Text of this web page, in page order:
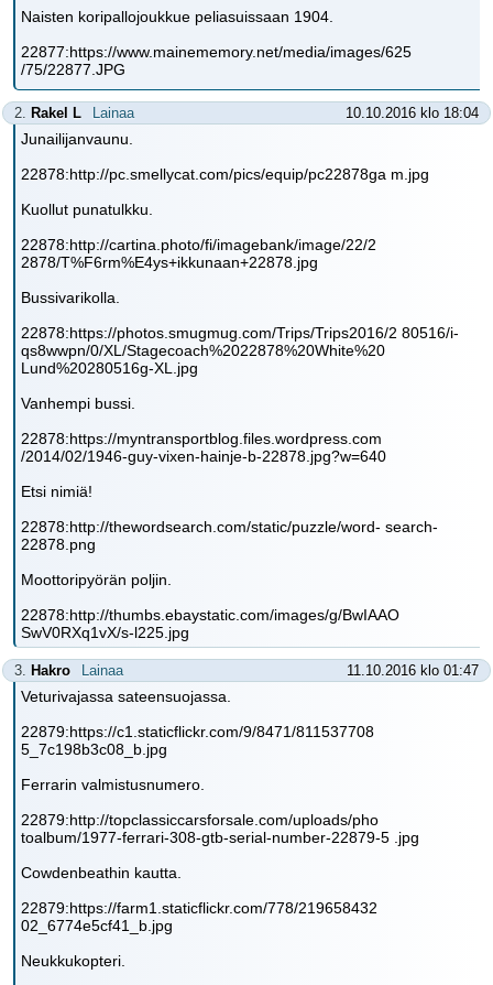
Naisten koripallojoukkue peliasuissaan 1904.
22877:https://www.mainememory.net/media/images/625
/75/22877.JPG
2. Rakel L Lainaa 10.10.2016 klo 18:04
Junailijanvaunu.
22878:http://pc.smellycat.com/pics/equip/pc22878ga m.jpg
Kuollut punatulkku.
22878:http://cartina.photo/fi/imagebank/image/22/2
2878/T%F6rm%E4ys+ikkunaan+22878.jpg
Bussivarikolla.
22878:https://photos.smugmug.com/Trips/Trips2016/2 80516/i-
qs8wwpn/0/XL/Stagecoach%2022878%20White%20
Lund%20280516g-XL.jpg
Vanhempi bussi.
22878:https://myntransportblog.files.wordpress.com
/2014/02/1946-guy-vixen-hainje-b-22878.jpg?w=640
Etsi nimiä!
22878:http://thewordsearch.com/static/puzzle/word- search-
22878.png
Moottoripyörän poljin.
22878:http://thumbs.ebaystatic.com/images/g/BwIAAO
SwV0RXq1vX/s-l225.jpg
3. Hakro Lainaa 11.10.2016 klo 01:47
Veturivajassa sateensuojassa.
22879:https://c1.staticflickr.com/9/8471/811537708
5_7c198b3c08_b.jpg
Ferrarin valmistusnumero.
22879:http://topclassiccarsforsale.com/uploads/pho
toalbum/1977-ferrari-308-gtb-serial-number-22879-5 .jpg
Cowdenbeathin kautta.
22879:https://farm1.staticflickr.com/778/219658432
02_6774e5cf41_b.jpg
Neukkukopteri.